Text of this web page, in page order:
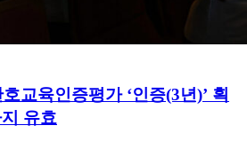
교육인증평가 ‘인증(3년)’ 획
유효